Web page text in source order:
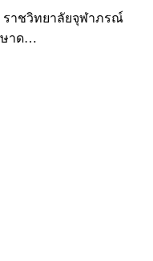
าชวิทยาลัยจุฬาภรณ์
ษาด…